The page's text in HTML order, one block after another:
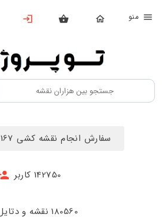
بستن
محصولات
تهیه
اشتراک
سفارش انجام نقشه کشی 09170547167
142750 کاربر
180560 نقشه و دتایل